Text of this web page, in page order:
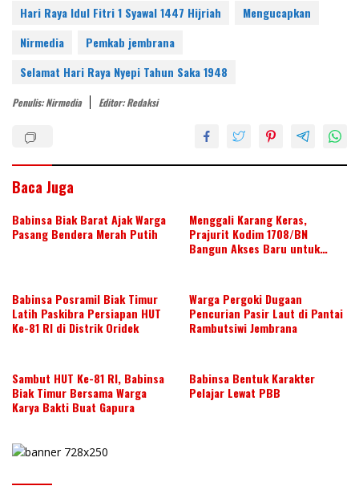
er
e
st
itt
er
k
e
dI
n
e
b
o
o
at
s
A
ar
Hari Raya Idul Fitri 1 Syawal 1447 Hijriah
Mengucapkan
Nirmedia
Pemkab jembrana
Selamat Hari Raya Nyepi Tahun Saka 1948
Penulis: Nirmedia Editor: Redaksi
Baca Juga
Babinsa Biak Barat Ajak Warga
Pasang Bendera Merah Putih
Menggali Karang Keras,
Prajurit Kodim 1708/BN
Bangun Akses Baru untuk
Babinsa Posramil Biak Timur
Latih Paskibra Persiapan HUT
Ke-81 RI di Distrik Oridek
Warga Pergoki Dugaan
Pencurian Pasir Laut di Pantai
Rambutsiwi Jembrana
Sambut HUT Ke-81 RI, Babinsa
Biak Timur Bersama Warga
Karya Bakti Buat Gapura
Babinsa Bentuk Karakter
Pelajar Lewat PBB